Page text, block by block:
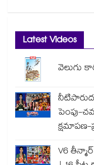
Latest Videos
వెలుగు
పెంపు-
V6